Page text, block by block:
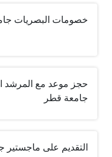
خصومات البصريات
حجز موعد مع المرشد
جامعة قطر
التقديم على ماجستير